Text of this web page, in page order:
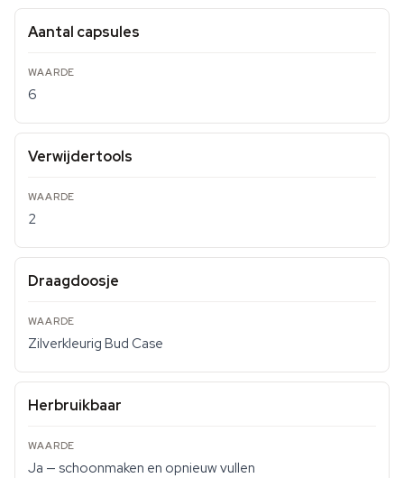
Aantal capsules
6
Verwijdertools
2
Draagdoosje
Zilverkleurig Bud Case
Herbruikbaar
Ja — schoonmaken en opnieuw vullen